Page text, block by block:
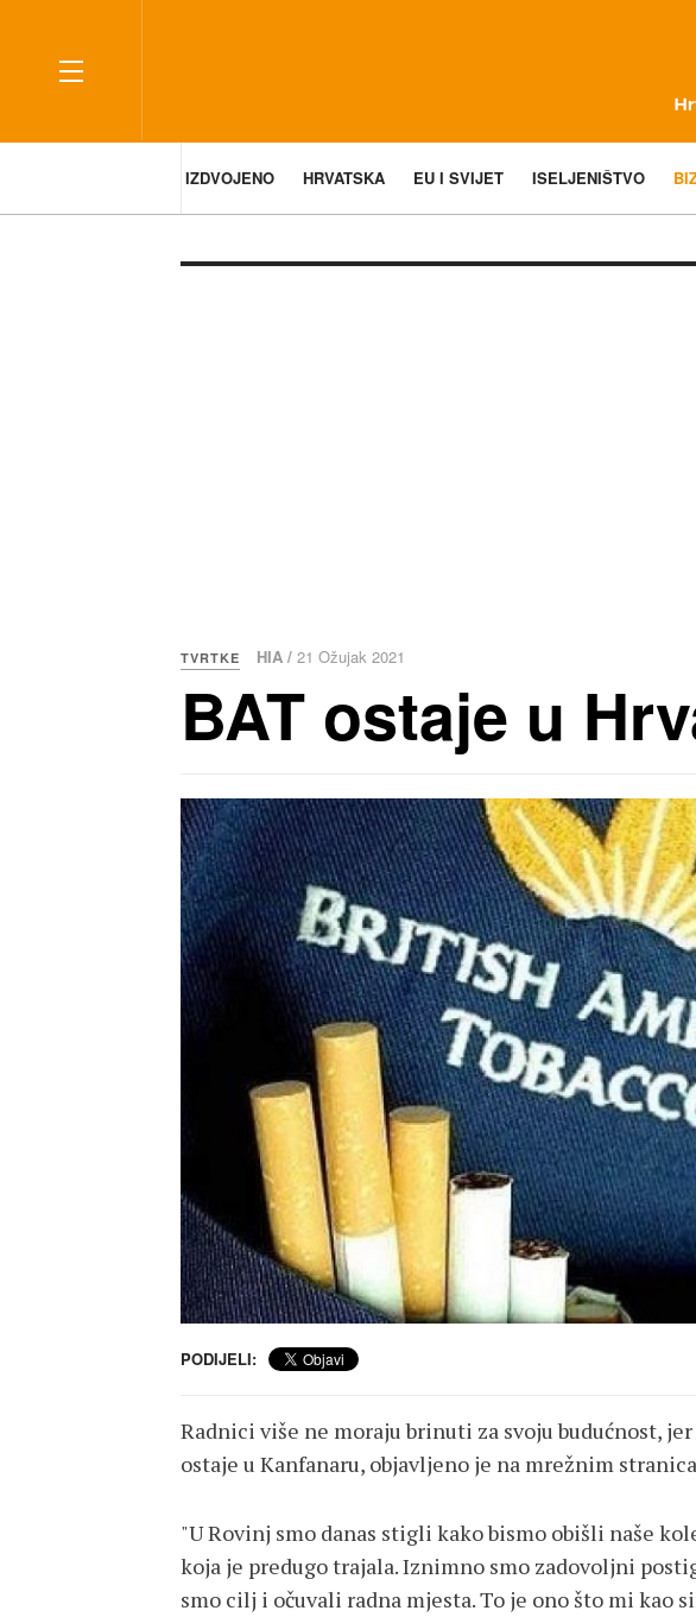
IZDVOJENO HRVATSKA EU I SVIJET ISELJENIŠTVO
TVRTKE HIA / 21 Ožujak 2021
BAT ostaje u
PODIJELI:
Radnici više ne moraju brinuti za svoju budućnost,
ostaje u Kanfanaru, objavljeno je na mrežnim
"U Rovinj smo danas stigli kako bismo obišli naše
koja je predugo trajala. Iznimno smo zadovoljni
smo cilj i očuvali radna mjesta. To je ono što mi kao